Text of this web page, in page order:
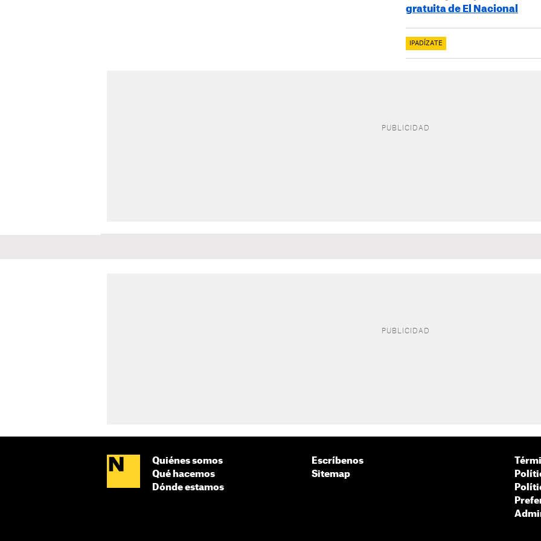
gratuita de El Nacional
IPADÍZATE
Quiénes somos
Qué hacemos
Dónde estamos
Escríbenos
Sitemap